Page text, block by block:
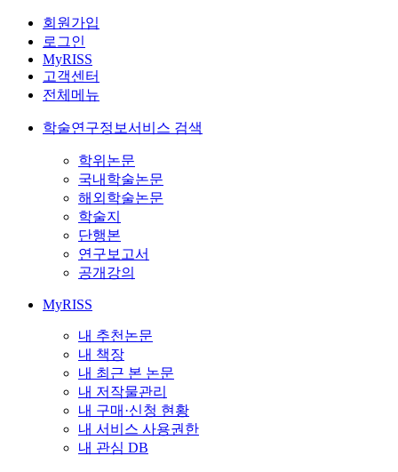
회원가입
로그인
MyRISS
고객센터
전체메뉴
학술연구정보서비스 검색
학위논문
국내학술논문
해외학술논문
학술지
단행본
연구보고서
공개강의
MyRISS
내 추천논문
내 책장
내 최근 본 논문
내 저작물관리
내 구매·신청 현황
내 서비스 사용권한
내 관심 DB